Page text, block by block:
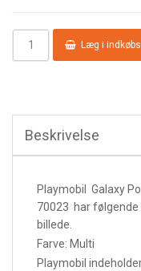
Læg i
Beskrivelse
Playmobil Galaxy
70023 har følgende
billede.
Farve: Multi
Playmobil